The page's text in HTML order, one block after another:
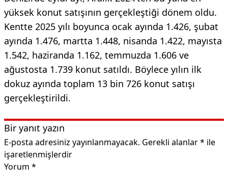
yüksek konut satışının gerçekleştiği dönem oldu.
Kentte 2025 yılı boyunca ocak ayında 1.426, şubat
ayında 1.476, martta 1.448, nisanda 1.422, mayısta
1.542, haziranda 1.162, temmuzda 1.606 ve
ağustosta 1.739 konut satıldı. Böylece yılın ilk
dokuz ayında toplam 13 bin 726 konut satışı
gerçekleştirildi.
Bir yanıt yazın
E-posta adresiniz yayınlanmayacak. Gerekli alanlar* ile
işaretlenmişlerdir
Yorum *